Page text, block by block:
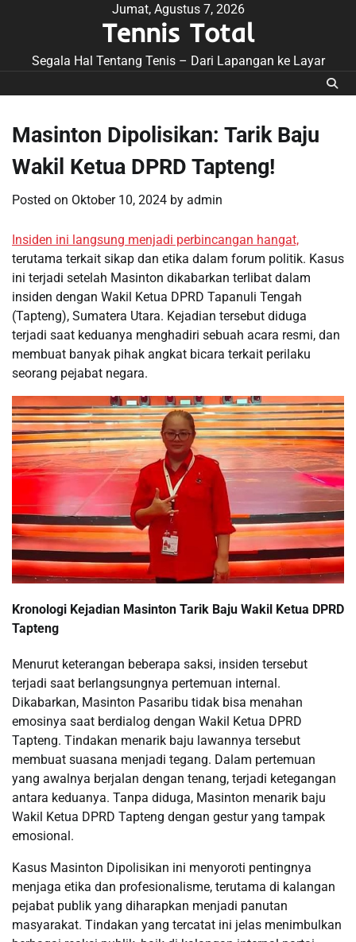
Jumat, Agustus 7, 2026
Tennis Total
Segala Hal Tentang Tenis – Dari Lapangan ke Layar
Masinton Dipolisikan: Tarik Baju
Wakil Ketua DPRD Tapteng!
Posted on Oktober 10, 2024 by admin
Insiden ini langsung menjadi perbincangan hangat,
terutama terkait sikap dan etika dalam forum politik. Kasus
ini terjadi setelah Masinton dikabarkan terlibat dalam
insiden dengan Wakil Ketua DPRD Tapanuli Tengah
(Tapteng), Sumatera Utara. Kejadian tersebut diduga
terjadi saat keduanya menghadiri sebuah acara resmi, dan
membuat banyak pihak angkat bicara terkait perilaku
seorang pejabat negara.
Kronologi Kejadian Masinton Tarik Baju Wakil Ketua DPRD
Tapteng
Menurut keterangan beberapa saksi, insiden tersebut
terjadi saat berlangsungnya pertemuan internal.
Dikabarkan, Masinton Pasaribu tidak bisa menahan
emosinya saat berdialog dengan Wakil Ketua DPRD
Tapteng. Tindakan menarik baju lawannya tersebut
membuat suasana menjadi tegang. Dalam pertemuan
yang awalnya berjalan dengan tenang, terjadi ketegangan
antara keduanya. Tanpa diduga, Masinton menarik baju
Wakil Ketua DPRD Tapteng dengan gestur yang tampak
emosional.
Kasus Masinton Dipolisikan ini menyoroti pentingnya
menjaga etika dan profesionalisme, terutama di kalangan
pejabat publik yang diharapkan menjadi panutan
masyarakat. Tindakan yang tercatat ini jelas menimbulkan